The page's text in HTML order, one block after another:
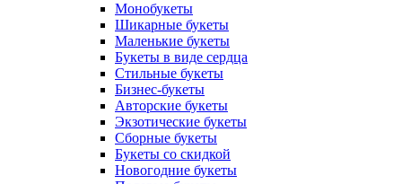
Монобукеты
Шикарные букеты
Маленькие букеты
Букеты в виде сердца
Стильные букеты
Бизнес-букеты
Авторские букеты
Экзотические букеты
Сборные букеты
Букеты со скидкой
Новогодние букеты